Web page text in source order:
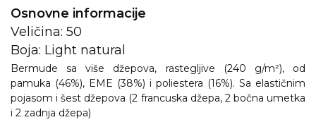
Osnovne informacije
Veličina: 50
Boja: Light natural
Bermude sa više džepova, rastegljive (240 g/m²), od
pamuka (46%), EME (38%) i poliestera (16%). Sa elastičnim
pojasom i šest džepova (2 francuska džepa, 2 bočna umetka
i 2 zadnja džepa)